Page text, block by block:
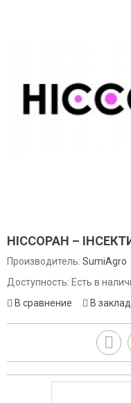
НІССОРАН –
Производитель: SumiAgro
Доступность: Есть в
В сравнение
В